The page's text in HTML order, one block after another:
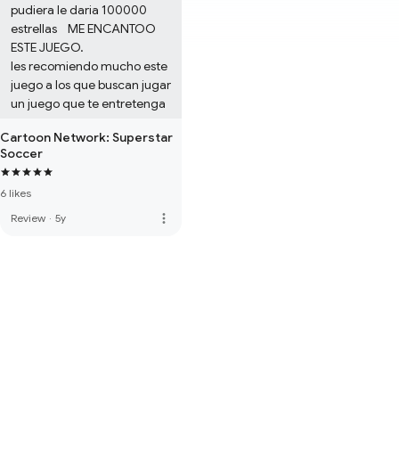
pudiera le daria 100000
estrellas    ME ENCANTOO
ESTE JUEGO.
les recomiendo mucho este
juego a los que buscan jugar
un juego que te entretenga
Cartoon Network: Superstar
Soccer
6 likes
Review · 5y more_vert